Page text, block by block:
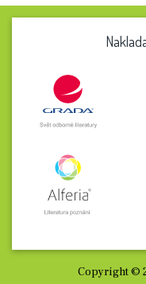
Copyright ©